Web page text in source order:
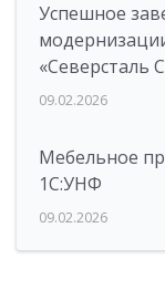
Успешное
«Северсталь
09.02.2026
Мебельное
1С:УНФ
09.02.2026